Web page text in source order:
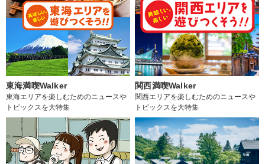
東海満喫Walker
東海エリアを楽しむためのニュースや
トピックスを大特集
関西満喫Walker
関西エリアを楽しむためのニュースや
トピックスを大特集